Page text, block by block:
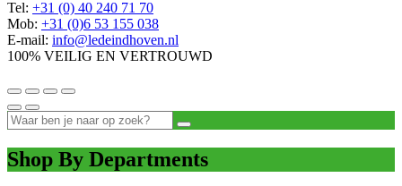
Tel: +31 (0) 40 240 71 70
Mob: +31 (0)6 53 155 038
E-mail: info@ledeindhoven.nl
100% VEILIG EN VERTROUWD
Shop By Departments